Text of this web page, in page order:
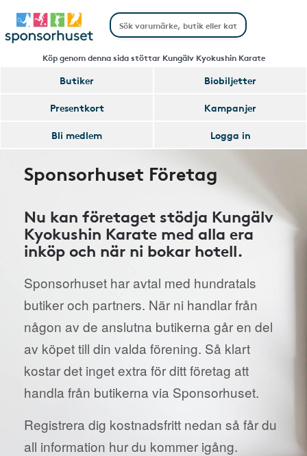
Köp genom denna sida stöttar Kungälv Kyokushin Karate
Butiker
Biobiljetter
Presentkort
Kampanjer
Bli medlem
Logga in
Sponsorhuset Företag
Nu kan företaget stödja Kungälv
Kyokushin Karate med alla era
inköp och när ni bokar hotell.
Sponsorhuset har avtal med hundratals
butiker och partners. När ni handlar från
någon av de anslutna butikerna går en del
av köpet till din valda förening. Så klart
kostar det inget extra för ditt företag att
handla från butikerna via Sponsorhuset.
Registrera dig kostnadsfritt nedan så får du
all information hur du kommer igång.